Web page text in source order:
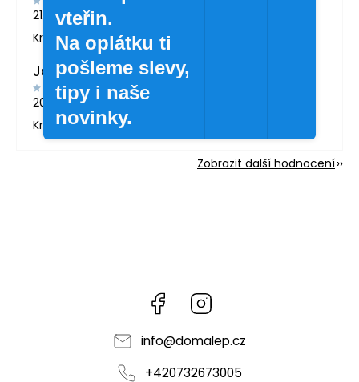
21.5.2026
Krásné zboží
Jana Svatošová
20.4.2026
Krásné lahvičky.
Zobrazit další hodnocení
Facebook
info@domalep.cz
+420732673005
vteřin.
Na oplátku ti
pošleme slevy,
tipy i naše
novinky.